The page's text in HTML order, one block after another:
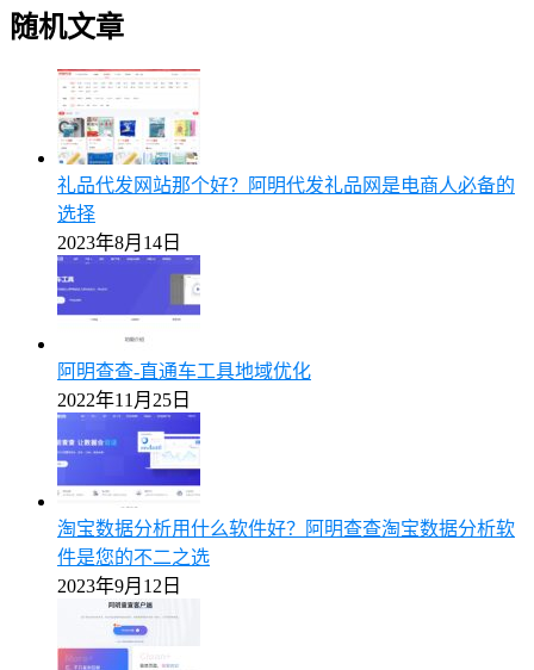
随机文章
礼品代发网站那个好？阿明代发礼品网是电商人必备的
选择
2023年8月14日
阿明查查-直通车工具地域优化
2022年11月25日
淘宝数据分析用什么软件好？阿明查查淘宝数据分析软
件是您的不二之选
2023年9月12日